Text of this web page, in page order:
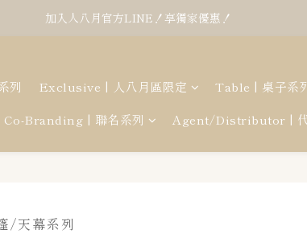
加入人八月官方LINE！享獨家優惠！
列 Exclusive | 人八月區限定 Table | 桌子系
Co-Branding | 聯名系列 Agent/Distributor |
天幕系列